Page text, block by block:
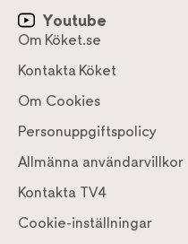
Youtube
Om Köket.se
Kontakta Köket
Om Cookies
Personuppgiftspolicy
Allmänna användarvillkor
Kontakta TV4
Cookie-inställningar